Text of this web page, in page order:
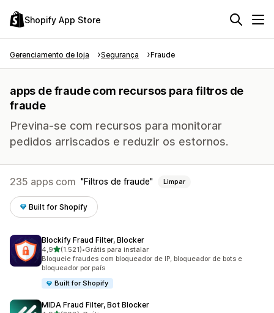
Shopify App Store
Gerenciamento de loja Segurança Fraude
apps de fraude com recursos para filtros de
fraude
Previna-se com recursos para monitorar
pedidos arriscados e reduzir os estornos.
235 apps com Filtros de fraude Limpar
Built for Shopify
Blockify Fraud Filter, Blocker
4,9de 5 estrelas
(1.521)
1521 avaliações ao todo
•Grátis para instalar
Bloqueie fraudes com bloqueador de IP, bloqueador de bots e
bloqueador por país
Built for Shopify
MIDA Fraud Filter, Bot Blocker